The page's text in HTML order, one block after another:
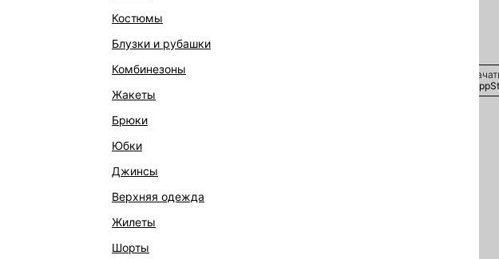
костюмы
блузки и рубашки
комбинезоны
жакеты
брюки
юбки
джинсы
верхняя одежда
жилеты
шорты
в